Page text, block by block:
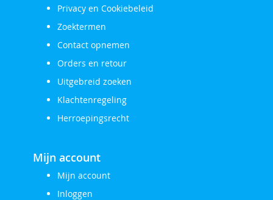
Privacy en Cookiebeleid
Zoektermen
Contact opnemen
Orders en retour
Uitgebreid zoeken
Klachtenregeling
Herroepingsrecht
Mijn account
Mijn account
Inloggen